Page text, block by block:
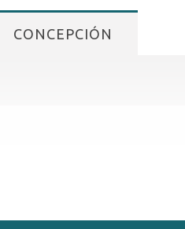
CONCEPCIÓN